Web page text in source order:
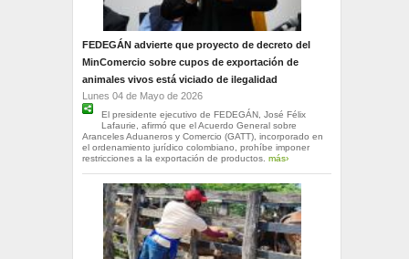
FEDEGÁN advierte que proyecto de decreto del
MinComercio sobre cupos de exportación de
animales vivos está viciado de ilegalidad
Lunes 04 de Mayo de 2026
El presidente ejecutivo de FEDEGÁN, José Félix
Lafaurie, afirmó que el Acuerdo General sobre
Aranceles Aduaneros y Comercio (GATT), incorporado en
el ordenamiento jurídico colombiano, prohíbe imponer
restricciones a la exportación de productos. más›